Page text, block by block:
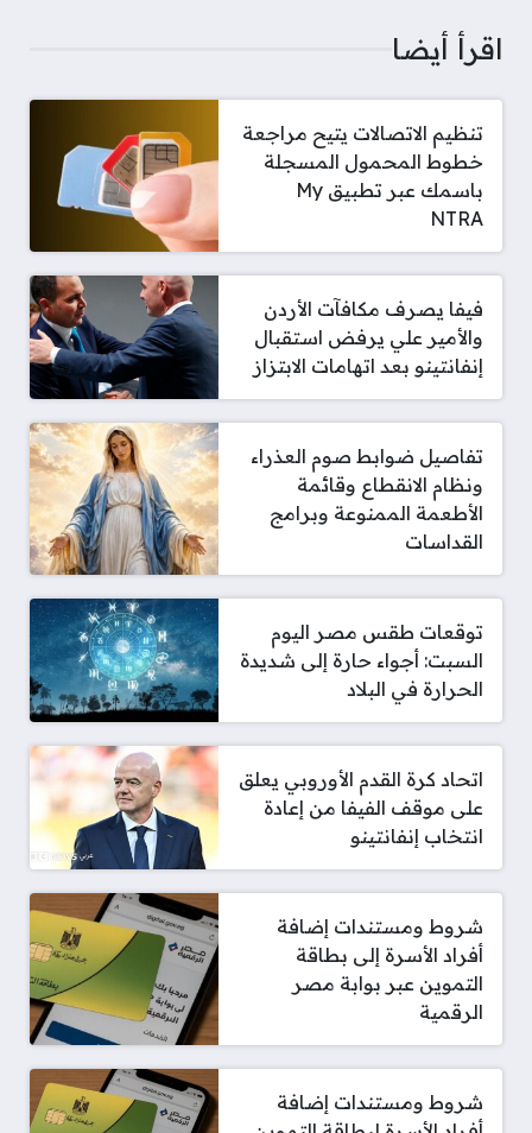
اقرأ أيضا
تنظيم الاتصالات يتيح مراجعة
خطوط المحمول المسجلة
باسمك عبر تطبيق My
NTRA
فيفا يصرف مكافآت الأردن
والأمير علي يرفض استقبال
إنفانتينو بعد اتهامات الابتزاز
تفاصيل ضوابط صوم العذراء
ونظام الانقطاع وقائمة
الأطعمة الممنوعة وبرامج
القداسات
توقعات طقس مصر اليوم
السبت: أجواء حارة إلى شديدة
الحرارة في البلاد
اتحاد كرة القدم الأوروبي يعلق
على موقف الفيفا من إعادة
انتخاب إنفانتينو
شروط ومستندات إضافة
أفراد الأسرة إلى بطاقة
التموين عبر بوابة مصر
الرقمية
شروط ومستندات إضافة